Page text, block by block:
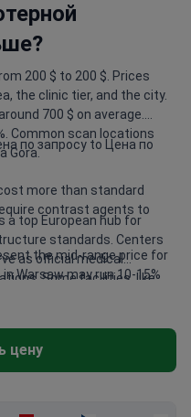
200 $ to 200 $. Prices
the clinic tier, and the city.
700 $ on average.
Common scan locations
Gora.
по запросу to Цена по
more than standard
contrast agents to
the mid-range price for
Warsaw may run 10-15%
a top European hub for
standards. Centers
as official medical
Some facilities, like
specialized cardio-
international patients
and the UK.
цену